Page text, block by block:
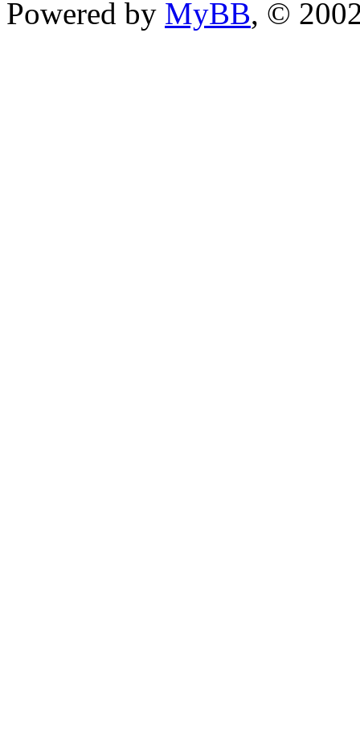
Powered by MyBB, ©